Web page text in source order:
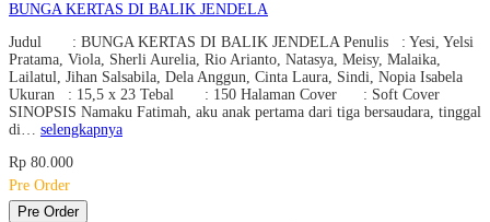
BUNGA KERTAS DI BALIK JENDELA
Judul : BUNGA KERTAS DI BALIK JENDELA Penulis : Yesi, Yelsi
Pratama, Viola, Sherli Aurelia, Rio Arianto, Natasya, Meisy, Malaika,
Lailatul, Jihan Salsabila, Dela Anggun, Cinta Laura, Sindi, Nopia Isabela
Ukuran : 15,5 x 23 Tebal : 150 Halaman Cover : Soft Cover
SINOPSIS Namaku Fatimah, aku anak pertama dari tiga bersaudara, tinggal
di… selengkapnya
Rp 80.000
Pre Order
Pre Order